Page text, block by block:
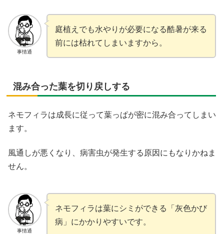
事情通
庭植えでも水やりが必要になる酷暑が来る
前には枯れてしまいますから。
混み合った葉を切り戻しする
ネモフィラは成長に従って葉っぱが密に混み合ってしまい
ます。
風通しが悪くなり、病害虫が発生する原因にもなりかねま
せん。
事情通
ネモフィラは葉にシミができる「灰色かび
病」にかかりやすいです。